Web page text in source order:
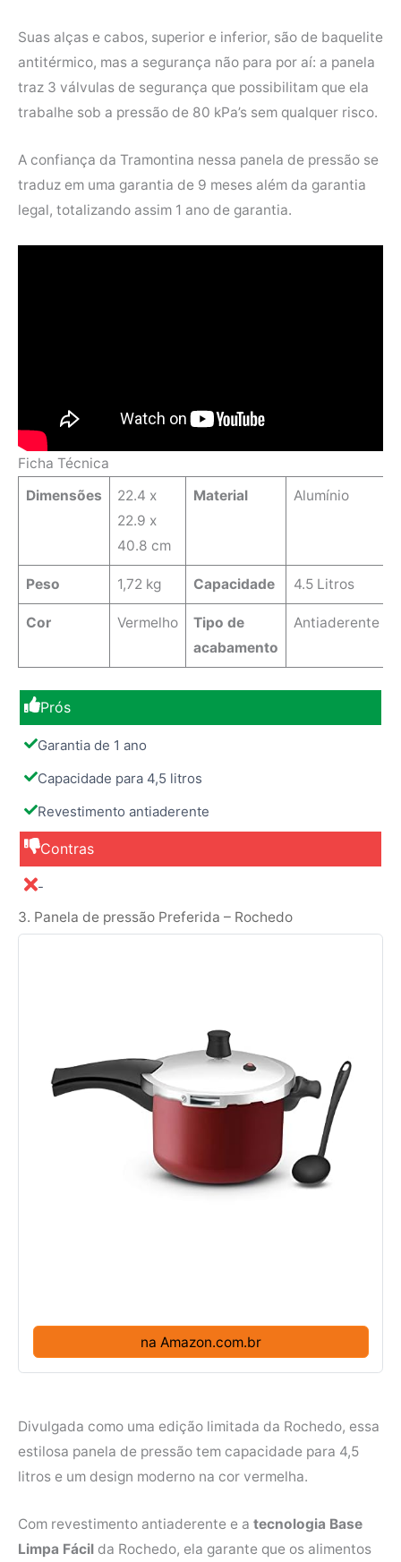
Suas alças e cabos, superior e inferior, são de baquelite
antitérmico, mas a segurança não para por aí: a panela
traz 3 válvulas de segurança que possibilitam que ela
trabalhe sob a pressão de 80 kPa’s sem qualquer risco.
A confiança da Tramontina nessa panela de pressão se
traduz em uma garantia de 9 meses além da garantia
legal, totalizando assim 1 ano de garantia.
Ficha Técnica
Dimensões
22.4 x
22.9 x
40.8 cm
Material Alumínio
Peso 1,72 kg Capacidade 4.5 Litros
Cor Vermelho
Tipo de
acabamento
Antiaderente
Prós
Garantia de 1 ano
Capacidade para 4,5 litros
Revestimento antiaderente
Contras
-
3. Panela de pressão Preferida – Rochedo
na Amazon.com.br
Divulgada como uma edição limitada da Rochedo, essa
estilosa panela de pressão tem capacidade para 4,5
litros e um design moderno na cor vermelha.
Com revestimento antiaderente e a tecnologia Base
Limpa Fácil da Rochedo, ela garante que os alimentos